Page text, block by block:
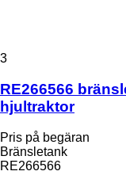
3
RE266566
hjultraktor
Pris på begäran
Bränsletank
RE266566